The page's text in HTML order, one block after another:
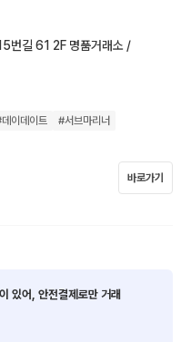
번길 61 2F 명품거래소 /
데이데이트 #서브마리너
바로가기
있어, 안전결제로만 거래